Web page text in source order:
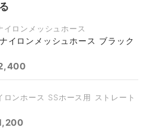
イロンメッシュホース
イロンメッシュホース ブラック
ロンホース SSホース用 ストレート